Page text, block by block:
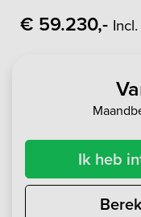
€ 59.230,-
Ik heb